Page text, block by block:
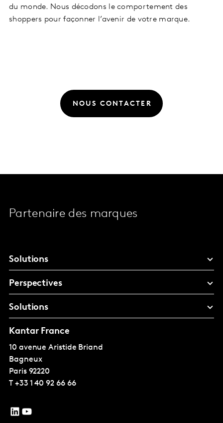
du monde. Nous décodons le comportement des
shoppers pour façonner l’avenir de votre marque.
NOUS CONTACTER
Partenaire des marques
Solutions
Perspectives
Solutions
Kantar France
10 avenue Aristide Briand
Bagneux
Paris 92220
T +33 1 40 92 66 66